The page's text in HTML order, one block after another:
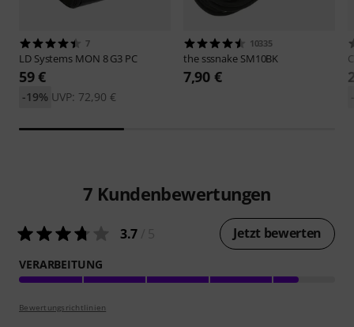
7
LD Systems MON 8 G3 PC
59 €
UVP: 72,90 €
-19%
10335
the sssnake SM10BK
7,90 €
7 Kundenbewertungen
3.7 Jetzt bewerten
VERARBEITUNG
Bewertungsrichtlinien